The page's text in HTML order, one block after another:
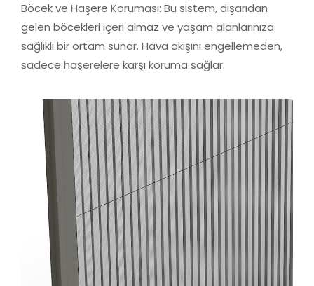
Böcek ve Haşere Koruması: Bu sistem, dışarıdan
gelen böcekleri içeri almaz ve yaşam alanlarınıza
sağlıklı bir ortam sunar. Hava akışını engellemeden,
sadece haşerelere karşı koruma sağlar.